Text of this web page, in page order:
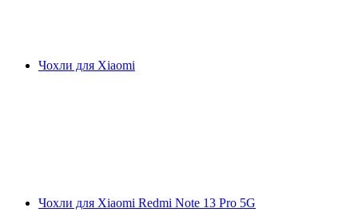
Чохли для Xiaomi
Чохли для Xiaomi Redmi Note 13 Pro 5G